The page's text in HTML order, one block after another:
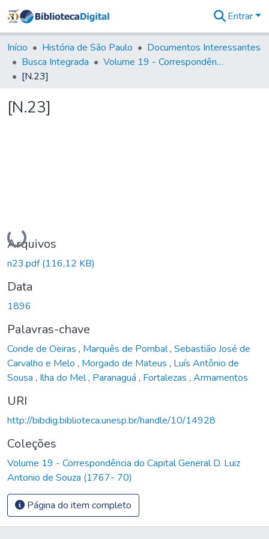
&
Coleções
Tudo na
Entrar
Início História de São Paulo
Documentos Interessantes
Busca Integrada
Volume 19 - Correspondência do Capital General D. Luiz Antonio de Souza (1767- 70)
[N.23]
[N.23]
Carregando...
Arquivos
n23.pdf(116,12 KB)
Data
1896
Palavras-chave
Conde de Oeiras , Marquês de Pombal, Sebastião José de
Carvalho e Melo , Morgado de Mateus , Luís Antônio de
Sousa , Ilha do Mel, Paranaguá , Fortalezas , Armamentos
URI
http://bibdig.biblioteca.unesp.br/handle/10/14928
Coleções
Volume 19 - Correspondência do Capital General D. Luiz
Antonio de Souza (1767- 70)
Página do item completo